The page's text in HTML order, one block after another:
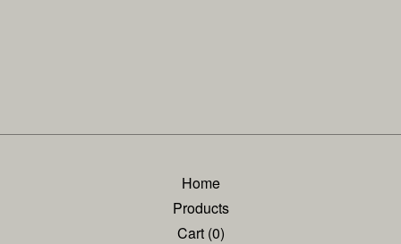
Home
Products
Cart (0)